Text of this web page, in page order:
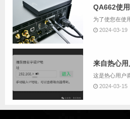
2024-03-19
2024-03-15